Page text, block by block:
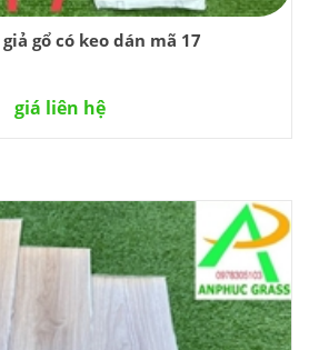
gổ có keo dán mã 17
giá liên hệ